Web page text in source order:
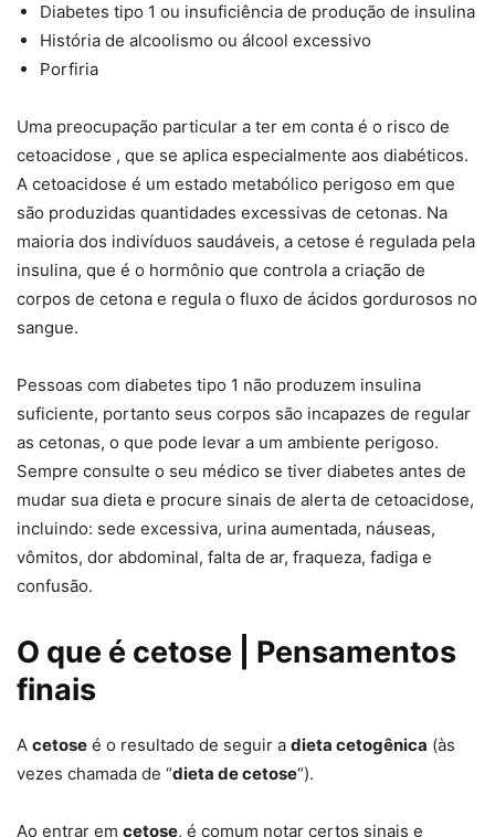
Diabetes tipo 1 ou insuficiência de produção de insulina
História de alcoolismo ou álcool excessivo
Porfiria
Uma preocupação particular a ter em conta é o risco de
cetoacidose , que se aplica especialmente aos diabéticos.
A cetoacidose é um estado metabólico perigoso em que
são produzidas quantidades excessivas de cetonas. Na
maioria dos indivíduos saudáveis, a cetose é regulada pela
insulina, que é o hormônio que controla a criação de
corpos de cetona e regula o fluxo de ácidos gordurosos no
sangue.
Pessoas com diabetes tipo 1 não produzem insulina
suficiente, portanto seus corpos são incapazes de regular
as cetonas, o que pode levar a um ambiente perigoso.
Sempre consulte o seu médico se tiver diabetes antes de
mudar sua dieta e procure sinais de alerta de cetoacidose,
incluindo: sede excessiva, urina aumentada, náuseas,
vômitos, dor abdominal, falta de ar, fraqueza, fadiga e
confusão.
O que é cetose | Pensamentos
finais
A cetose é o resultado de seguir a dieta cetogênica (às
vezes chamada de “dieta de cetose“).
Ao entrar em cetose, é comum notar certos sinais e